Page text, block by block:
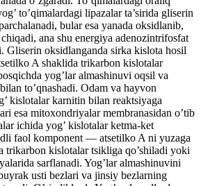
to’qimalardagi lipazalar ta’sirida gliserin
bular esa yanada oksidlanib,
ana shu energiya adenozintrifosfat
Gliserin oksidlanganda sirka kislota hosil
A shaklida trikarbon kislotalar
yog’lar almashinuvi oqsil va
to’qnashadi. Odam va hayvon
kislotalar karnitin bilan reaktsiyaga
esa mitoxondriyalar membranasidan o’tib
ichida yog’ kislotalar ketma-ket
faol komponent — atsetilko A ni yuzaga
trikarbon kislotalar tsikliga qo’shiladi yoki
sarflanadi. Yog’lar almashinuvini
usti bezlari va jinsiy bezlarning